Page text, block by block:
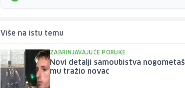
Više na istu temu
ZABRINJAVAJUĆE PORUKE
Novi detalji samoubistva
mu tražio novac